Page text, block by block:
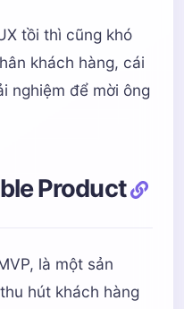
tồi thì cũng khó
khách hàng, cái
nghiệm để mời ông
Product
là một sản
hút khách hàng